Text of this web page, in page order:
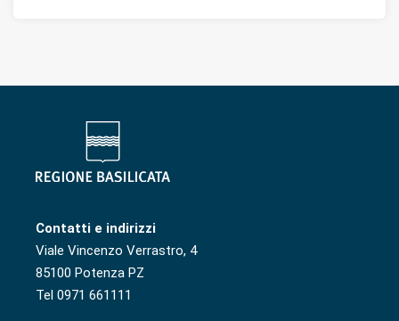
Contatti e indirizzi
Viale Vincenzo Verrastro, 4
85100 Potenza PZ
Tel 0971 661111